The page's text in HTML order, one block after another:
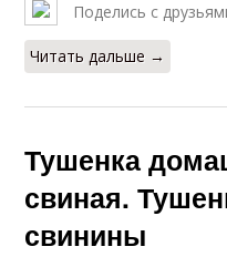
Поделись с
Читать дальше →
Тушенка
свиная.
свинины